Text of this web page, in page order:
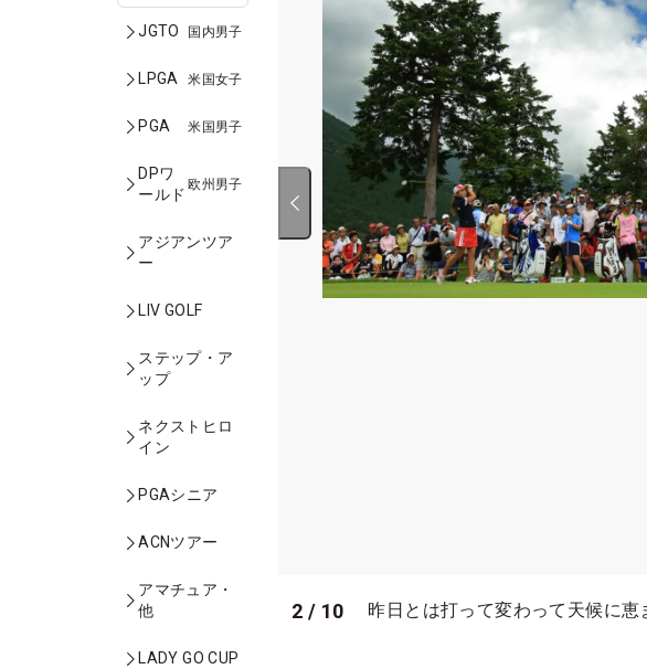
JGTO 国内男子
LPGA 米国女子
PGA 米国男子
DPワ
ールド
欧州男子
アジアンツア
ー
LIV GOLF
ステップ・ア
ップ
ネクストヒロ
イン
PGAシニア
ACNツアー
アマチュア・
他
LADY GO CUP
2 / 10 昨日とは打って変わって天候に恵